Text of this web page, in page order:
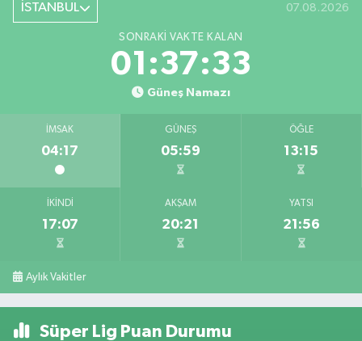
İSTANBUL 07.08.2026
SONRAKI VAKTE KALAN
01:37:32
Güneş Namazı
İMSAK
04:17
GÜNEŞ
05:59
ÖĞLE
13:15
İKINDI
17:07
AKŞAM
20:21
YATSI
21:56
Aylık Vakitler
Süper Lig Puan Durumu